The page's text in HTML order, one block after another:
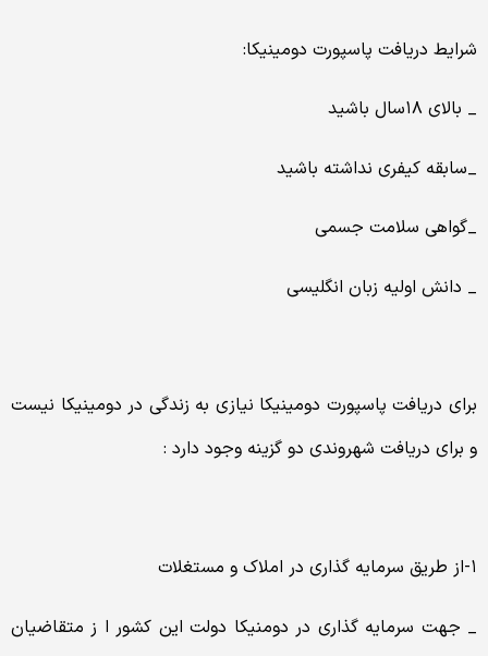
شرایط دریافت پاسپورت دومینیکا:
_ بالای ۱۸سال باشید
_سابقه کیفری نداشته باشید
_گواهی سلامت جسمی
_ دانش اولیه زبان انگلیسی
برای دریافت پاسپورت دومینیکا نیازی به زندگی در دومینیکا نیست
و برای دریافت شهروندی دو گزینه وجود دارد :
۱-از طریق سرمایه گذاری در املاک و مستغلات
_ جهت سرمایه گذاری در دومنیکا دولت این کشور ا ز متقاضیان